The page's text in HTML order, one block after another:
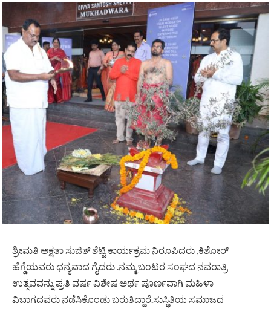
ಶ್ರೀಮತಿ ಅಕ್ಷತಾ ಸುಜಿತ್ ಶೆಟ್ಟಿ ಕಾರ್ಯಕ್ರಮ ನಿರೂಪಿದರು ,ಕಿಶೋರ್
ಹೆಗ್ಡೆಯವರು ಧನ್ಯವಾದ ಗೈದರು .ನಮ್ಮ ಬಂಟರ ಸಂಘದ ನವರಾತ್ರಿ
ಉತ್ಸವವನ್ನು ಪ್ರತಿ ವರ್ಷ ವಿಶೇಷ ಅರ್ಥ ಪೂರ್ಣವಾಗಿ ಮಹಿಳಾ
ವಿಬಾಗದವರು ನಡೆಸಿಕೊಂಡು ಬರುತಿದ್ದಾರೆ.ಸುಸ್ಥಿತಿಯ ಸಮಾಜದ